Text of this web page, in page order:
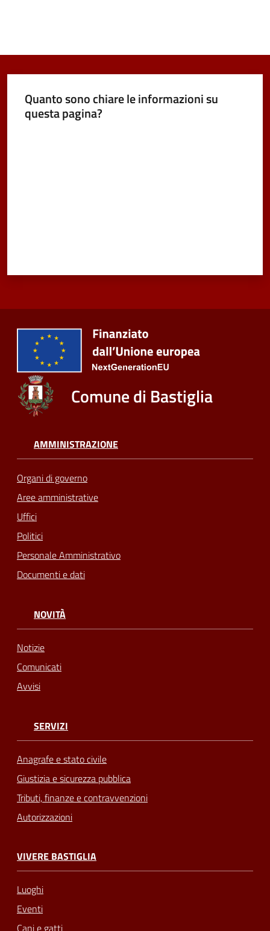
Quanto sono chiare le informazioni su
questa pagina?
Comune di Bastiglia
AMMINISTRAZIONE
Organi di governo
Aree amministrative
Uffici
Politici
Personale Amministrativo
Documenti e dati
NOVITÀ
Notizie
Comunicati
Avvisi
SERVIZI
Anagrafe e stato civile
Giustizia e sicurezza pubblica
Tributi, finanze e contravvenzioni
Autorizzazioni
VIVERE BASTIGLIA
Luoghi
Eventi
Cani e gatti